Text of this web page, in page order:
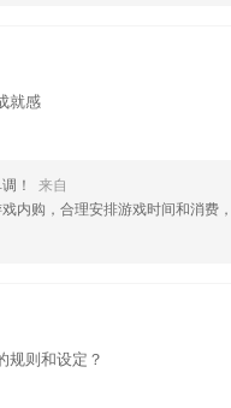
就感
！
来自
内购，合理安排游戏时间和消费，
规则和设定？